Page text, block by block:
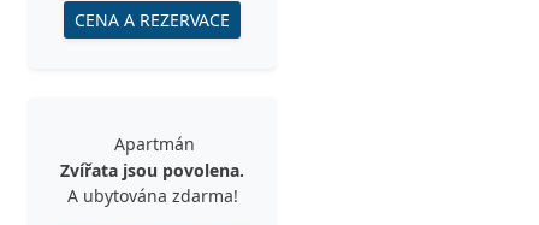
CENA A REZERVACE
Apartmán
Zvířata jsou povolena.
A ubytována zdarma!